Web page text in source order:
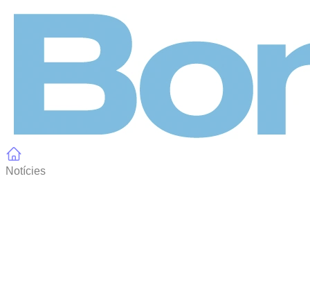
Notícies